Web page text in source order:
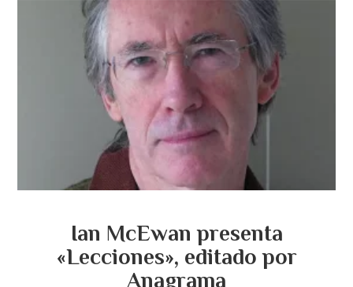
Ian McEwan presenta
«Lecciones», editado por
Anagrama